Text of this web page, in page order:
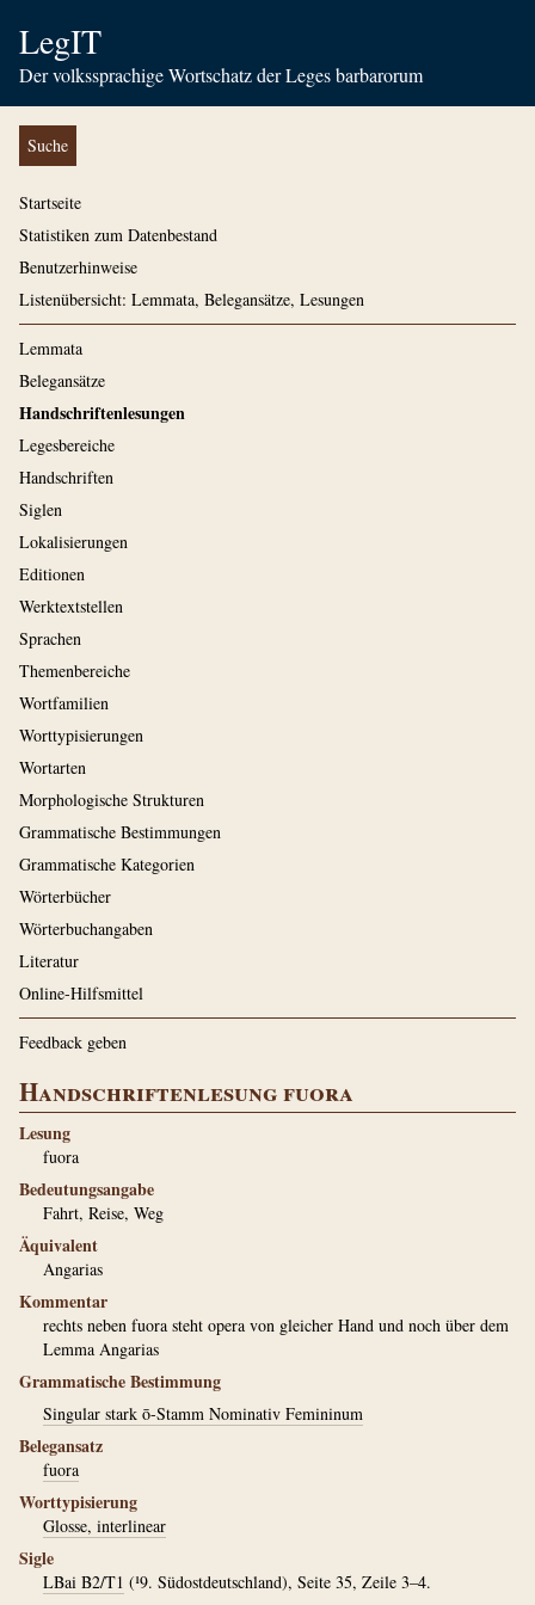
LegIT
Der volkssprachige Wortschatz der Leges barbarorum
Suche
Startseite
Statistiken zum Datenbestand
Benutzerhinweise
Listenübersicht: Lemmata, Belegansätze, Lesungen
Lemmata
Belegansätze
Handschriftenlesungen
Legesbereiche
Handschriften
Siglen
Lokalisierungen
Editionen
Werktextstellen
Sprachen
Themenbereiche
Wortfamilien
Worttypisierungen
Wortarten
Morphologische Strukturen
Grammatische Bestimmungen
Grammatische Kategorien
Wörterbücher
Wörterbuchangaben
Literatur
Online-Hilfsmittel
Feedback geben
Handschriftenlesung fuora
Lesung
fuora
Bedeutungsangabe
Fahrt, Reise, Weg
Äquivalent
Angarias
Kommentar
rechts neben fuora steht opera von gleicher Hand und noch über dem
Lemma Angarias
Grammatische Bestimmung
Singular stark ō-Stamm Nominativ Femininum
Belegansatz
fuora
Worttypisierung
Glosse, interlinear
Sigle
LBai B2/T1 (¹9. Südostdeutschland), Seite 35, Zeile 3–4.